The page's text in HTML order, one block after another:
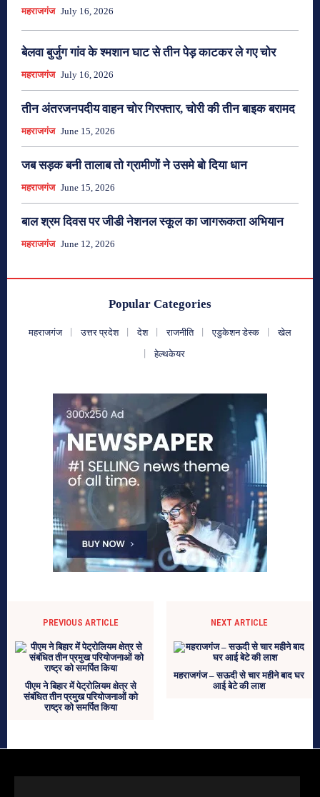
महराजगंज July 16, 2026
बेलवा बुर्जुग गांव के श्मशान घाट से तीन पेड़ काटकर ले गए चोर
महराजगंज July 16, 2026
तीन अंतरजनपदीय वाहन चोर गिरफ्तार, चोरी की तीन बाइक बरामद
महराजगंज June 15, 2026
जब सड़क बनी तालाब तो ग्रामीणों ने उसमे बो दिया धान
महराजगंज June 15, 2026
बाल श्रम दिवस पर जीडी नेशनल स्कूल का जागरूकता अभियान
महराजगंज June 12, 2026
Popular Categories
महराजगंज उत्तर प्रदेश देश राजनीति एडुकेशन डेस्क
खेल
हेल्थकेयर
PREVIOUS ARTICLE
पीएम ने बिहार में पेट्रोलियम क्षेत्र से
संबंधित तीन प्रमुख परियोजनाओं को
राष्ट्र को समर्पित किया
NEXT ARTICLE
महराजगंज – सऊदी से चार महीने बाद घर
आई बेटे की लाश